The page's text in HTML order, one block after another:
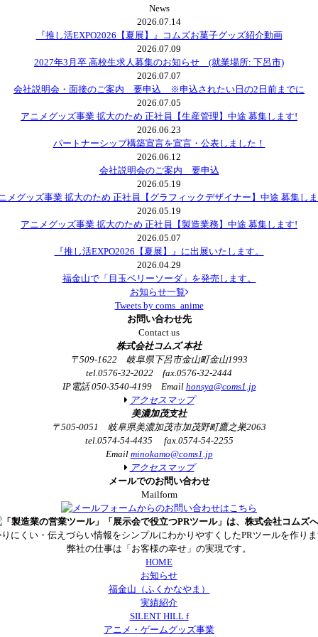
News
2026.07.14
『推し活EXPO2026【夏展】』コムズお菓子グッズ紹介動画
2026.07.09
2027年3月卒 高校生求人募集のお知らせ (就業場所: 下呂市)
2026.07.07
会社説明会・面接のご案内 要申込 ※申込されたい日の2日前までに
2026.07.05
アニメグッズ事業 拡大のため 正社員【生産管理】中途 募集します!
2026.06.23
パートナーシップ構築宣言を宣言・公表しました！
2026.06.12
会社説明会のご案内 要申込
2026.05.19
メグッズ事業 拡大のため 正社員【グラフィックデザイナー】中途 募集し
2026.05.19
アニメグッズ事業 拡大のため 正社員【製造業務】中途 募集します!
2026.05.07
『推し活EXPO2026【夏展】』に出展いたします。
2026.04.29
福金山で「目玉ベリーソーダ」を発売します。
お知らせ一覧
Tweets by coms_anime
お問い合わせ先
Contact us
株式会社コムズ 本社
〒509-1622 岐阜県下呂市金山町金山1993
tel.0576-32-2022 fax.0576-32-2444
IP電話 050-3540-4199 Email honsya@coms1.jp
アクセスマップ
美濃加茂支社
〒505-0051 岐阜県美濃加茂市加茂野町鷹之巣2063
tel.0574-54-4435 fax.0574-54-2255
Email minokamo@coms1.jp
アクセスマップ
メールでのお問い合わせ
Mailform
にくい・伝えづらい情報をシンプルにわかりやすくしたPRツールを作り
弊社の仕事は「お客様の幸せ」の実現です。
HOME
お知らせ
福金山（ふくかなやま）
実績紹介
SILENT HILL f
アニメ・ゲームグッズ事業